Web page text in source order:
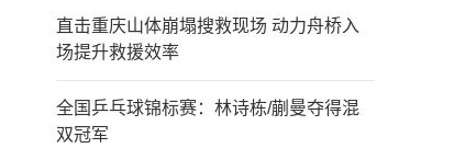
直击重庆山体崩塌搜救现场 动力舟桥入
场提升救援效率
全国乒乓球锦标赛：林诗栋/蒯曼夺得混
双冠军